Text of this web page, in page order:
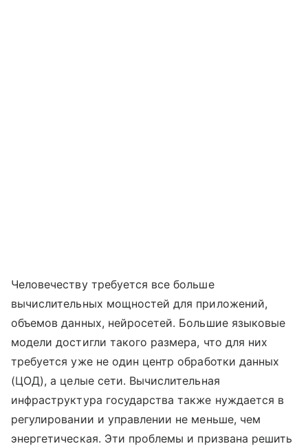
Человечеству требуется все больше
вычислительных мощностей для приложений,
объемов данных, нейросетей. Большие языковые
модели достигли такого размера, что для них
требуется уже не один центр обработки данных
(ЦОД), а целые сети. Вычислительная
инфраструктура государства также нуждается в
регулировании и управлении не меньше, чем
энергетическая. Эти проблемы и призвана решить